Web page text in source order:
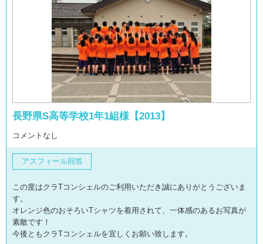
長野県S高等学校1年1組様【2013】
コメントなし
アスフィール回答
この度はクラTコンシェルのご利用いただき誠にありがとうございま
す。
オレンジ色のおそろいTシャツを着用されて、一体感のあるお写真が
素敵です！
今後ともクラTコンシェルを宜しくお願い致します。